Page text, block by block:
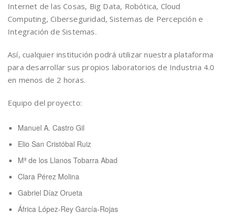
Internet de las Cosas, Big Data, Robótica, Cloud
Computing, Ciberseguridad, Sistemas de Percepción e
Integración de Sistemas.
Así, cualquier institución podrá utilizar nuestra plataforma
para desarrollar sus propios laboratorios de Industria 4.0
en menos de 2 horas.
Equipo del proyecto:
Manuel A. Castro Gil
Elio San Cristóbal Ruiz
Mª de los Llanos Tobarra Abad
Clara Pérez Molina
Gabriel Díaz Orueta
África López-Rey García-Rojas